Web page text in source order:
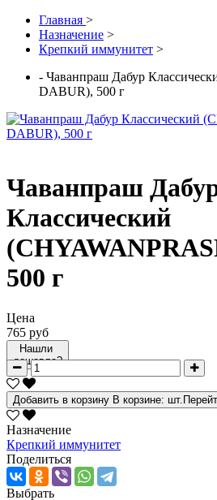
Главная >
Назначение >
Крепкий иммунитет >
- Чаванпраш Дабур
DABUR), 500 г
Чаванпраш
Классический
500 г
Цена
765 руб
Нашли
дешевле?
Добавить в корзину В корзине: шт.
Назначение
Крепкий иммунитет
Поделиться
Выбрать